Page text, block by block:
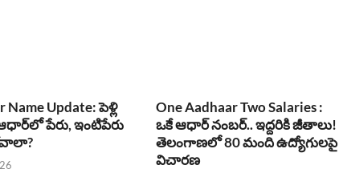
Name Update: పెళ్లి
పేరు, ఇంటిపేరు
One Aadhaar Two Salaries :
ఒకే ఆధార్ నంబర్.. ఇద్దరికి జీతాలు!
తెలంగాణలో 80 మంది ఉద్యోగులపై
విచారణ